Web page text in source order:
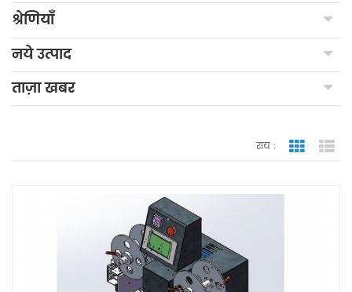
श्रेणियाँ
नये उत्पाद
ताज़ा खबर
राय : जाली